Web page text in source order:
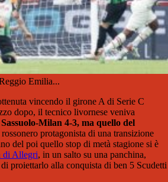
Emilia...
vincendo il girone A di Serie C
dopo, il tecnico livornese veniva
Sassuolo-Milan 4-3, ma quello del
protagonista di una transizione
del poi quello stop di metà stagione si è
di Allegri, in un salto su una panchina,
proiettarlo alla conquista di ben 5 Scudetti